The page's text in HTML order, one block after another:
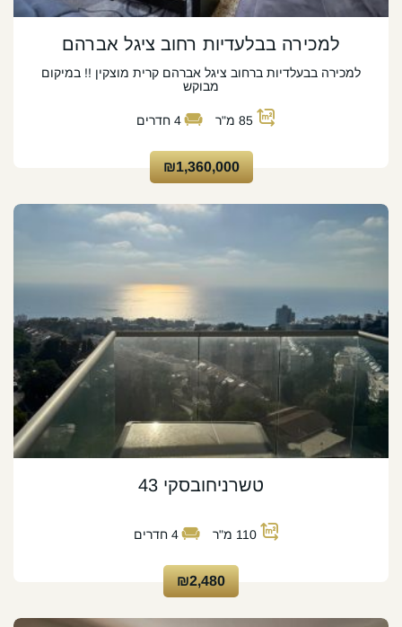
למכירה בבלעדיות רחוב ציגל אברהם
למכירה בבעלדיות ברחוב ציגל אברהם קרית מוצקין !! במיקום
מבוקש
85 מ"ר 4 חדרים
₪1,360,000
טשרניחובסקי 43
110 מ"ר 4 חדרים
₪2,480